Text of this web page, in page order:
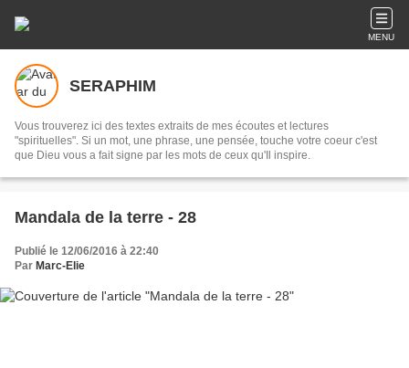
MENU
SERAPHIM
Vous trouverez ici des textes extraits de mes écoutes et lectures
"spirituelles". Si un mot, une phrase, une pensée, touche votre coeur c'est
que Dieu vous a fait signe par les mots de ceux qu'Il inspire.
Mandala de la terre - 28
Publié le 12/06/2016 à 22:40
Par Marc-Elie